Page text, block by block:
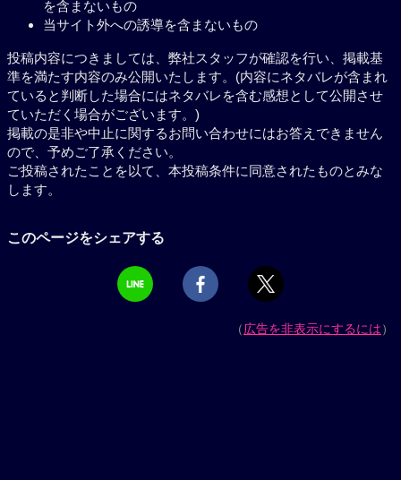
を含まないもの
当サイト外への誘導を含まないもの
投稿内容につきましては、弊社スタッフが確認を行い、掲載基
準を満たす内容のみ公開いたします。(内容にネタバレが含まれ
ていると判断した場合にはネタバレを含む感想として公開させ
ていただく場合がございます。)
掲載の是非や中止に関するお問い合わせにはお答えできません
ので、予めご了承ください。
ご投稿されたことを以て、本投稿条件に同意されたものとみな
します。
このページをシェアする
（広告を非表示にするには）